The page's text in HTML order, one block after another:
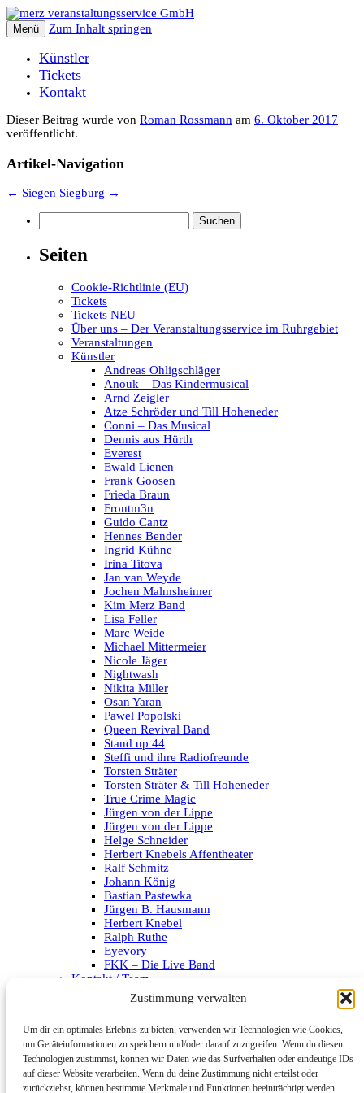
Zustimmung verwalten
Um dir ein optimales Erlebnis zu bieten, verwenden wir Technologien wie Cookies,
um Geräteinformationen zu speichern und/oder darauf zuzugreifen. Wenn du diesen
Technologien zustimmst, können wir Daten wie das Surfverhalten oder eindeutige IDs
auf dieser Website verarbeiten. Wenn du deine Zustimmung nicht erteilst oder
zurückziehst, können bestimmte Merkmale und Funktionen beeinträchtigt werden.
Menü Zum Inhalt springen
Künstler
Tickets
Kontakt
Dieser Beitrag wurde von Roman Rossmann am 6. Oktober 2017
veröffentlicht.
Artikel-Navigation
← Siegen Siegburg →
nach:
Seiten
Cookie-Richtlinie (EU)
Tickets
Tickets NEU
Über uns – Der Veranstaltungsservice im Ruhrgebiet
Veranstaltungen
Künstler
Andreas Ohligschläger
Anouk – Das Kindermusical
Arnd Zeigler
Atze Schröder und Till Hoheneder
Conni – Das Musical
Dennis aus Hürth
Everest
Ewald Lienen
Frank Goosen
Frieda Braun
Frontm3n
Guido Cantz
Hennes Bender
Ingrid Kühne
Irina Titova
Jan van Weyde
Jochen Malmsheimer
Kim Merz Band
Lisa Feller
Marc Weide
Michael Mittermeier
Nicole Jäger
Nightwash
Nikita Miller
Osan Yaran
Pawel Popolski
Queen Revival Band
Stand up 44
Steffi und ihre Radiofreunde
Torsten Sträter
Torsten Sträter & Till Hoheneder
True Crime Magic
Jürgen von der Lippe
Jürgen von der Lippe
Helge Schneider
Herbert Knebels Affentheater
Ralf Schmitz
Johann König
Bastian Pastewka
Jürgen B. Hausmann
Herbert Knebel
Ralph Ruthe
Eyevory
FKK – Die Live Band
Kontakt / Team
Datenschutzerklärung
Archiv
Kategorien